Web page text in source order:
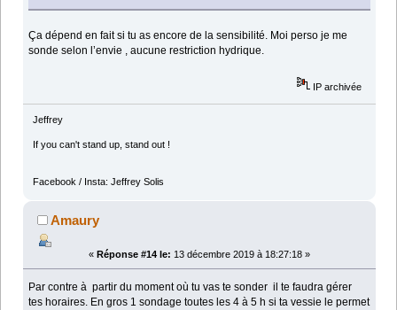
Ça dépend en fait si tu as encore de la sensibilité. Moi perso je me
sonde selon l’envie , aucune restriction hydrique.
IP archivée
Jeffrey
If you can't stand up, stand out !
Facebook / Insta: Jeffrey Solis
Amaury
« Réponse #14 le: 13 décembre 2019 à 18:27:18 »
Par contre à partir du moment où tu vas te sonder il te faudra gérer
tes horaires. En gros 1 sondage toutes les 4 à 5 h si ta vessie le permet